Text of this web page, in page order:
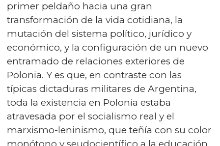
primer peldaño hacia una gran
transformación de la vida cotidiana, la
mutación del sistema político, jurídico y
económico, y la configuración de un nuevo
entramado de relaciones exteriores de
Polonia. Y es que, en contraste con las
típicas dictaduras militares de Argentina,
toda la existencia en Polonia estaba
atravesada por el socialismo real y el
marxismo-leninismo, que teñía con su color